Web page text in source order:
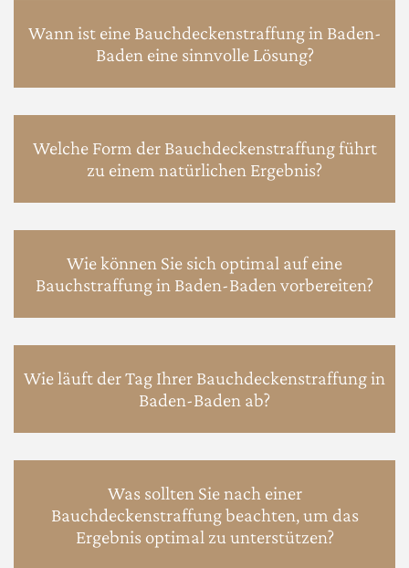
Wann ist eine Bauchdeckenstraffung in Baden-
Baden eine sinnvolle Lösung?
Welche Form der Bauchdeckenstraffung führt
zu einem natürlichen Ergebnis?
Wie können Sie sich optimal auf eine
Bauchstraffung in Baden-Baden vorbereiten?
Wie läuft der Tag Ihrer Bauchdeckenstraffung in
Baden-Baden ab?
Was sollten Sie nach einer
Bauchdeckenstraffung beachten, um das
Ergebnis optimal zu unterstützen?